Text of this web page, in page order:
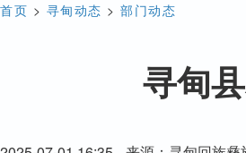
首页 > 寻甸动态 > 部门动态
寻甸